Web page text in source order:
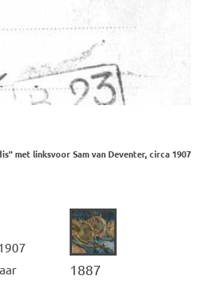
met linksvoor Sam van Deventer, circa 1907
1887